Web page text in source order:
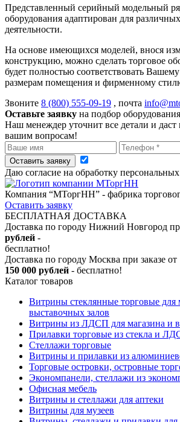
Представленный серийный модельный
оборудования адаптирован для
деятельности.
На основе имеющихся моделей, внося
конструкцию, можно сделать торговое
будет полностью соответствовать
размерам помещения и фирменному
Звоните 8 (800) 555-09-19 , почта
Оставьте заявку на подбор
Наш менеждер уточнит все детали и даст
вашим вопросам!
Оставить заявку
Даю согласие на обработку
Компания “МТоргНН” - фабрика
Оставить заявку
БЕСПЛАТНАЯ ДОСТАВКА
Доставка по городу Нижний Новгород
рублей -
бесплатно!
Доставка по городу Москва при заказе от
150 000 рублей - бесплатно!
Каталог товаров
Витрины стеклянные торговые для
выставочных залов
Витрины из ЛДСП для магазина и
Прилавки торговые из стекла и
Стеллажи торговые
Витрины и прилавки из
Торговые островки, островные
Экономпанели, стеллажи из
Офисная мебель
Витрины и стеллажи для аптеки
Витрины для музеев